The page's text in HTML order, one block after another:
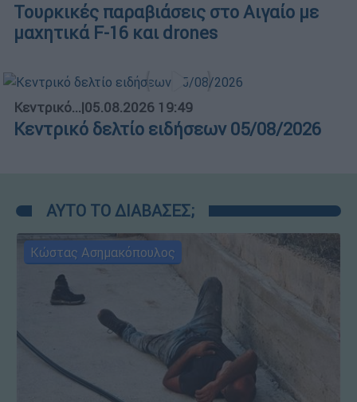
Τουρκικές παραβιάσεις στο Αιγαίο με
μαχητικά F-16 και drones
Κεντρικό...|05.08.2026 19:49
Κεντρικό δελτίο ειδήσεων 05/08/2026
ΑΥΤΟ ΤΟ ΔΙΑΒΑΣΕΣ;
Κώστας Ασημακόπουλος